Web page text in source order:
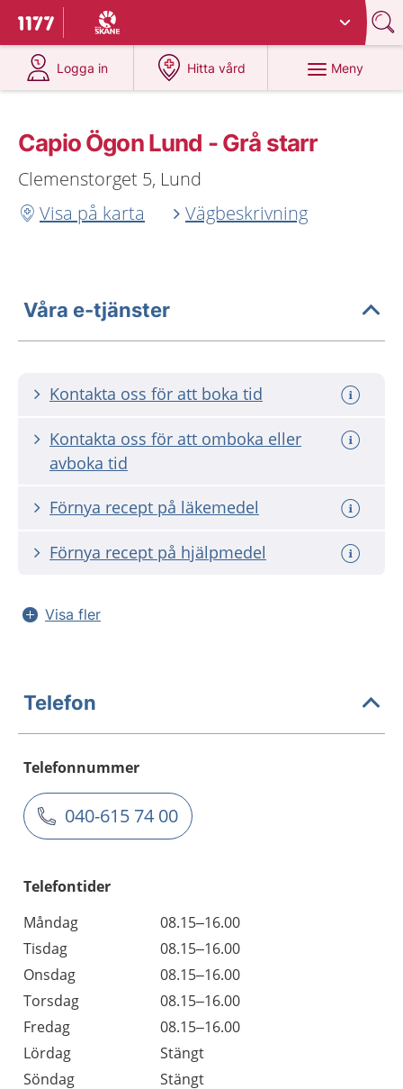
Till startsidan för 1177
Du har valt region
Logga in
på 1177.se
Hitta vård
på 1177.se
Meny
Capio Ögon Lund - Grå starr
Clemenstorget 5, Lund
Visa på karta
Vägbeskrivning
Våra e-tjänster
Kontakta oss för att boka tid
Kontakta oss för att omboka eller
avboka tid
Förnya recept på läkemedel
Förnya recept på hjälpmedel
Visa fler
Telefon
Telefonnummer
040-615 74 00
Telefontider
Måndag
08.15–16.00
Tisdag
08.15–16.00
Onsdag
08.15–16.00
Torsdag
08.15–16.00
Fredag
08.15–16.00
Lördag
Stängt
Söndag
Stängt